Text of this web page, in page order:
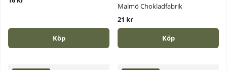
Köp
Malmö Chokladfabrik
21 kr
Köp